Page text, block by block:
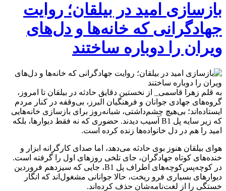
بازسازی امید در بیلقان؛ روایت
جهادگرانی که خانه‌ها و دل‌های
ویران را دوباره ساختند
به قلم زهرا قاسمی_ از نخستین دقایق حادثه در بیلقان تا امروز،
گروه‌های جهادی جوانان و فرهنگیان البرز، بی‌وقفه در کنار مردم
ایستاده‌اند؛ بی‌هیچ چشم‌داشتی، شبانه‌روز برای بازسازی خانه‌هایی
که زیر سایه پل B1 آسیب دیدند. حضوری که نه فقط دیوارها، بلکه
امید را هم در دل خانواده‌ها زنده کرده است.
هوای بیلقان هنوز بوی حادثه می‌دهد، اما صدای کارگرانه ابزار و
خنده‌های کوتاه جهادگران، جای تلخی روزهای اول را گرفته است.
در کوچه‌پس‌کوچه‌های اطراف پل B1، جایی که سیزدهم فروردین
دیوارهای بسیاری فرو ریخت، حالا جوانانی مشغول‌اند که انگار
خستگی را از لغت‌نامه‌شان حذف کرده‌اند.